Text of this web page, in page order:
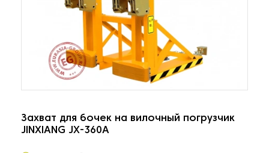
Захват для бочек на вилочный погрузчик
JINXIANG JX-360A